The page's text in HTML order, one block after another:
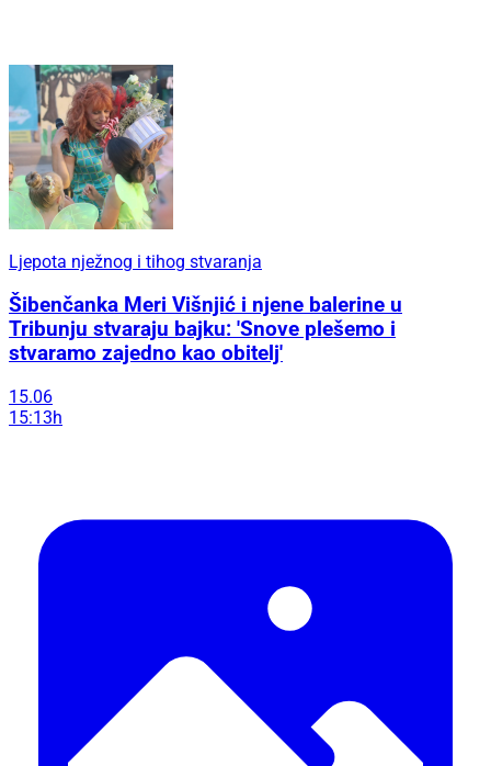
Ljepota nježnog i tihog stvaranja
Šibenčanka Meri Višnjić i njene balerine u
Tribunju stvaraju bajku: 'Snove plešemo i
stvaramo zajedno kao obitelj'
15.06
15:13h